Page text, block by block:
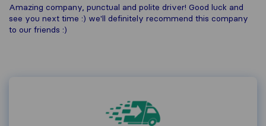
Amazing company, punctual and polite driver! Good luck and
see you next time :) we'll definitely recommend this company
to our friends :)